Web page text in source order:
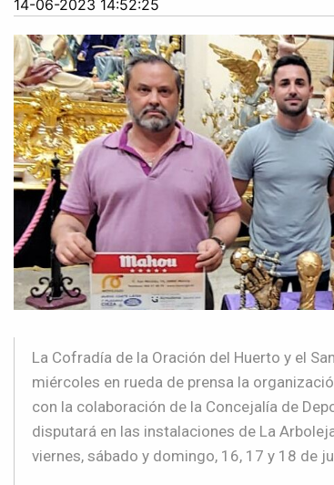
14-06-2023 14:52:25
La Cofradía de la Oración del Huerto y el
miércoles en rueda de prensa la organizac
con la colaboración de la Concejalía de D
disputará en las instalaciones de La
viernes, sábado y domingo, 16, 17 y 18 de